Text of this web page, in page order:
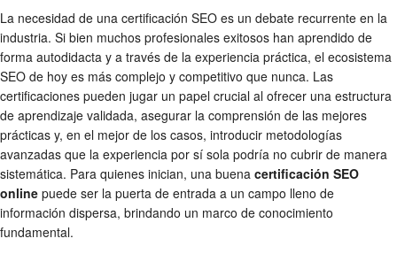
La necesidad de una certificación SEO es un debate recurrente en la
industria. Si bien muchos profesionales exitosos han aprendido de
forma autodidacta y a través de la experiencia práctica, el ecosistema
SEO de hoy es más complejo y competitivo que nunca. Las
certificaciones pueden jugar un papel crucial al ofrecer una estructura
de aprendizaje validada, asegurar la comprensión de las mejores
prácticas y, en el mejor de los casos, introducir metodologías
avanzadas que la experiencia por sí sola podría no cubrir de manera
sistemática. Para quienes inician, una buena certificación SEO
online puede ser la puerta de entrada a un campo lleno de
información dispersa, brindando un marco de conocimiento
fundamental.